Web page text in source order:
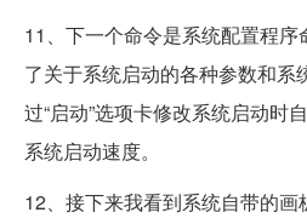
11、下一个命令是系统配置程序
了关于系统启动的各种参数和系
过“启动”选项卡修改系统启动时
系统启动速度。
12、接下来我看到系统自带的画